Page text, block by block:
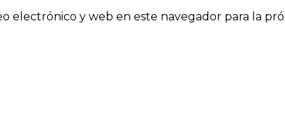
electrónico y web en este navegador para la